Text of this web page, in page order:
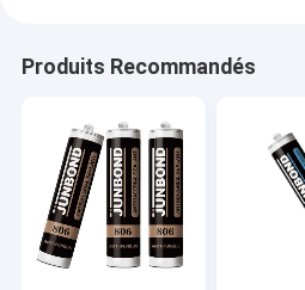
Produits Recommandés